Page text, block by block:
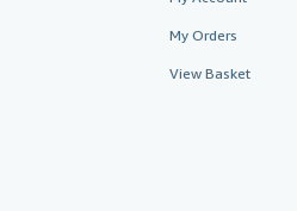
My Orders
View Basket